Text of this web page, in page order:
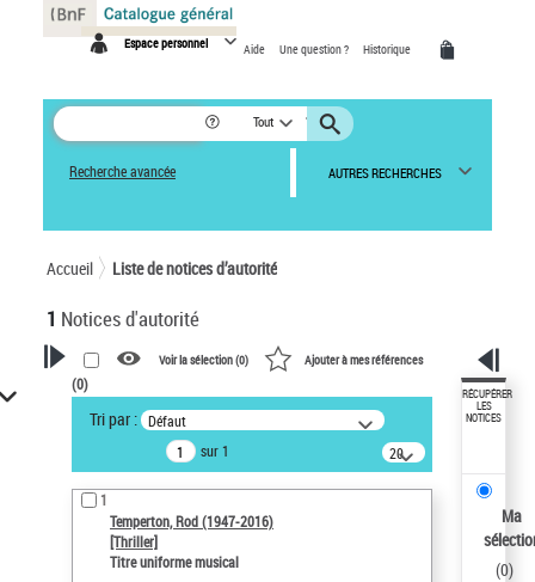
Espace personnel Aide Une question ? Historique
Tout
Recherche avancée AUTRES RECHERCHES
Accueil Liste de notices d’autorité
1 Notices d'autorité
VOTRE RECHERCHE
Recherche avancée dans les
notices d’autorité
Œuvres liées à l'auteur :
Temperton, Rod (1947-2016)
Auteur d’œuvre
Voir la sélection (0) Ajouter à mes références
(0)
Tri par : Défaut
sur 1
20
résultats/page
1
Temperton, Rod (1947-2016)
[Thriller]
Titre uniforme musical
RÉCUPÉRER
LES
NOTICES
Ma
(0)
Panneau de gestion des cookies